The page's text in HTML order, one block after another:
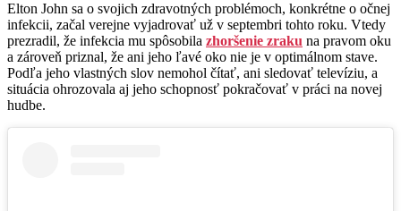
Elton John sa o svojich zdravotných problémoch, konkrétne o očnej
infekcii, začal verejne vyjadrovať už v septembri tohto roku. Vtedy
prezradil, že infekcia mu spôsobila zhoršenie zraku na pravom oku
a zároveň priznal, že ani jeho ľavé oko nie je v optimálnom stave.
Podľa jeho vlastných slov nemohol čítať, ani sledovať televíziu, a
situácia ohrozovala aj jeho schopnosť pokračovať v práci na novej
hudbe.